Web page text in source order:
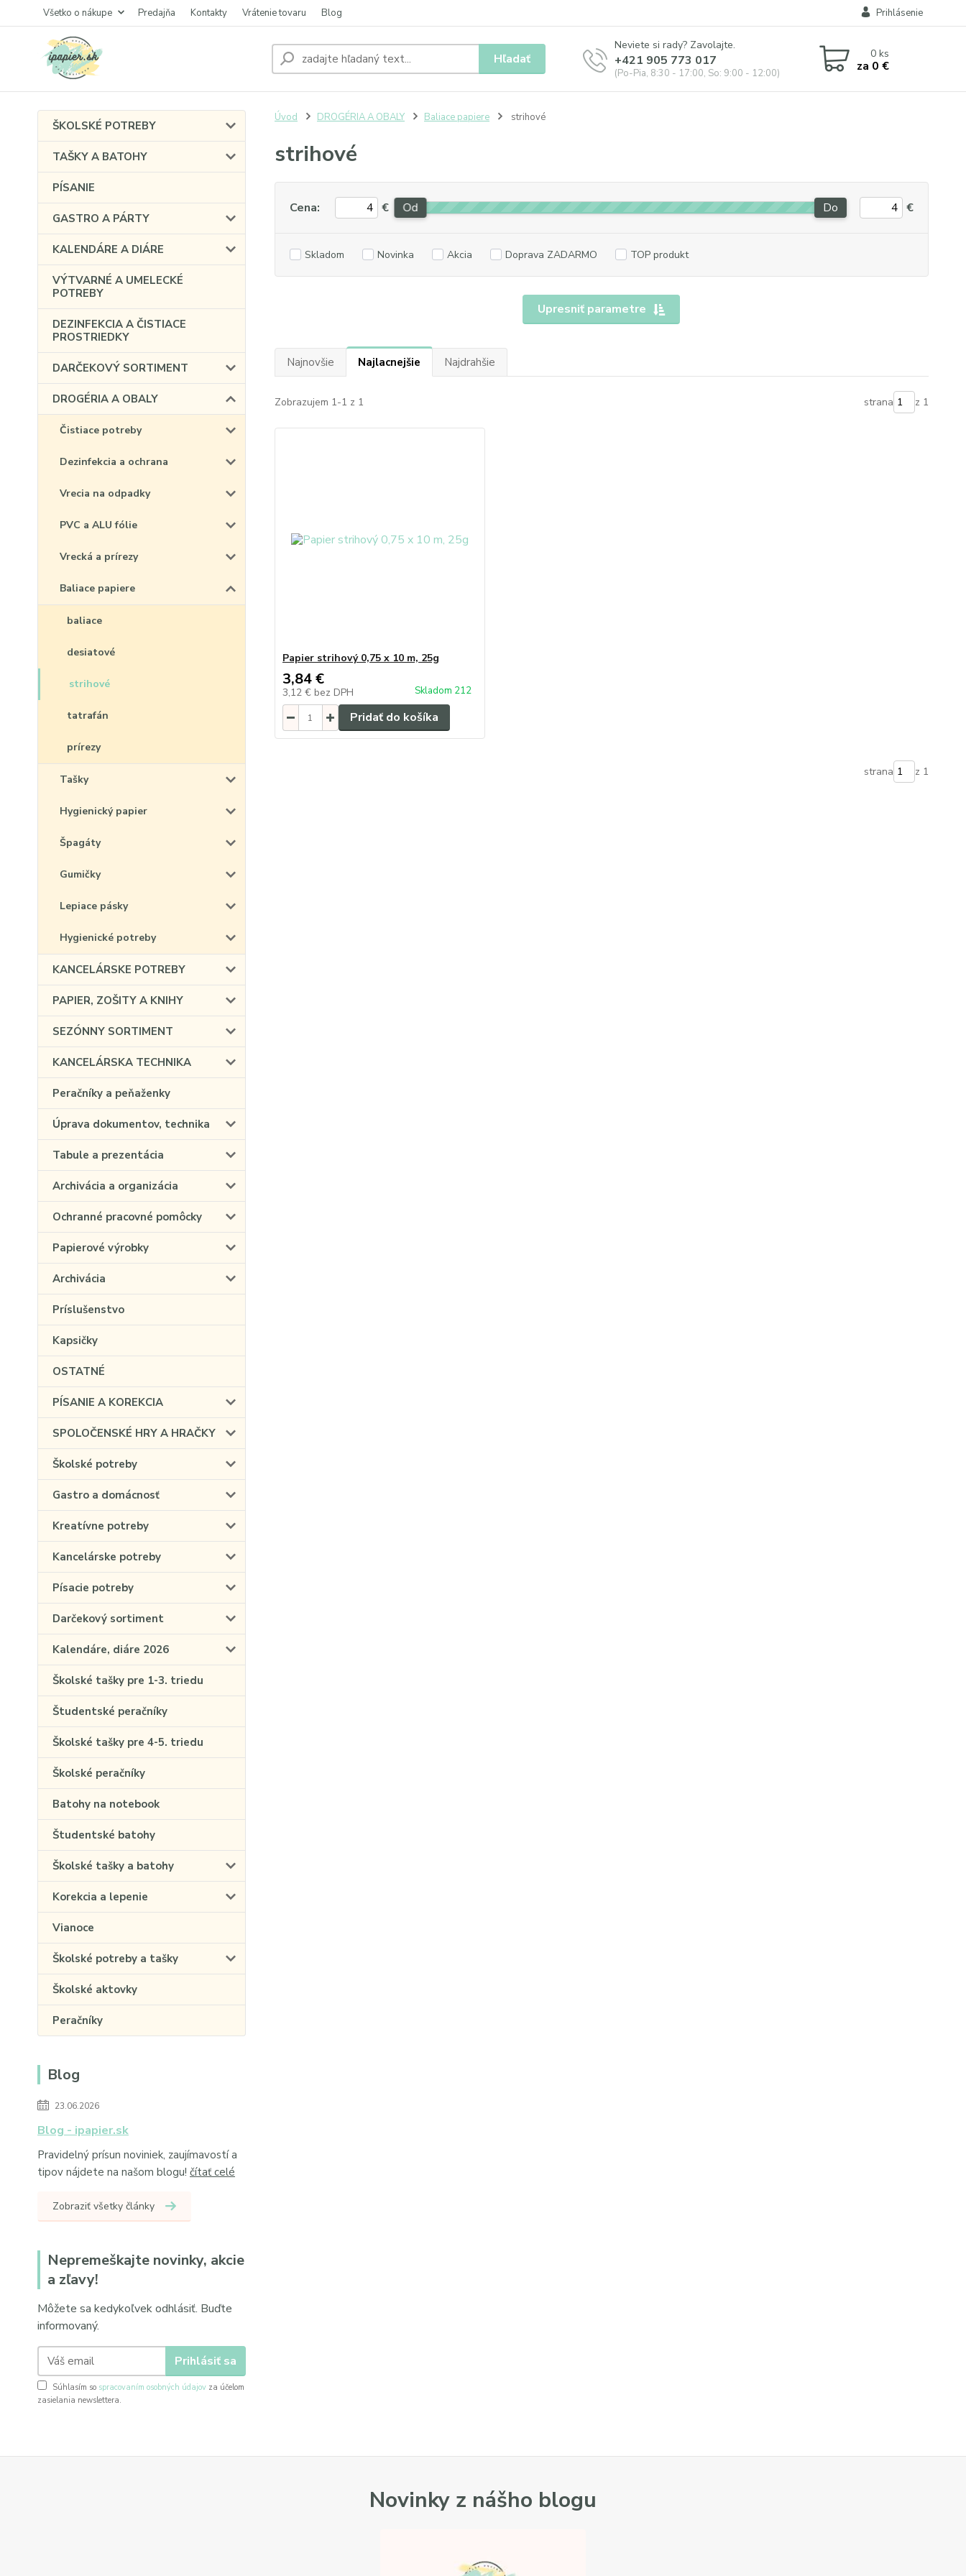
Všetko o nákupe Predajňa Kontakty Vrátenie tovaru Blog Prihlásenie
Hľadať
Neviete si rady? Zavolajte.
+421 905 773 017
(Po-Pia, 8:30 - 17:00, So: 9:00 - 12:00)
0ks
za 0 €
ŠKOLSKÉ POTREBY
TAŠKY A BATOHY
PÍSANIE
GASTRO A PÁRTY
KALENDÁRE A DIÁRE
VÝTVARNÉ A UMELECKÉ
POTREBY
DEZINFEKCIA A ČISTIACE
PROSTRIEDKY
DARČEKOVÝ SORTIMENT
DROGÉRIA A OBALY
Čistiace potreby
Dezinfekcia a ochrana
Vrecia na odpadky
PVC a ALU fólie
Vrecká a prírezy
Baliace papiere
baliace
desiatové
strihové
tatrafán
prírezy
Tašky
Hygienický papier
Špagáty
Gumičky
Lepiace pásky
Hygienické potreby
KANCELÁRSKE POTREBY
PAPIER, ZOŠITY A KNIHY
SEZÓNNY SORTIMENT
KANCELÁRSKA TECHNIKA
Peračníky a peňaženky
Úprava dokumentov, technika
Tabule a prezentácia
Archivácia a organizácia
Ochranné pracovné pomôcky
Papierové výrobky
Archivácia
Príslušenstvo
Kapsičky
OSTATNÉ
PÍSANIE A KOREKCIA
SPOLOČENSKÉ HRY A HRAČKY
Školské potreby
Gastro a domácnosť
Kreatívne potreby
Kancelárske potreby
Písacie potreby
Darčekový sortiment
Kalendáre, diáre 2026
Školské tašky pre 1-3. triedu
Študentské peračníky
Školské tašky pre 4-5. triedu
Školské peračníky
Batohy na notebook
Študentské batohy
Školské tašky a batohy
Korekcia a lepenie
Vianoce
Školské potreby a tašky
Školské aktovky
Peračníky
Blog
23.06.2026
Blog - ipapier.sk
Pravidelný prísun noviniek, zaujímavostí a
tipov nájdete na našom blogu! čítať celé
Zobraziť všetky články
Nepremeškajte novinky, akcie
a zľavy!
Môžete sa kedykoľvek odhlásiť. Buďte
informovaný.
Prihlásiť sa
Súhlasím so spracovaním osobných údajov za účelom
zasielania newslettera.
Úvod DROGÉRIA A OBALY Baliace papiere strihové
strihové
Upresniť parametre
Cena: € Od Do €
Skladom Novinka Akcia Doprava ZADARMO TOP produkt
Najnovšie Najlacnejšie Najdrahšie
Zobrazujem 1-1 z 1 strana z 1
Papier strihový 0,75 x 10 m, 25g
3,84 €
3,12 € bez DPH Skladom 212
Pridať do košíka
strana z 1
Novinky z nášho blogu